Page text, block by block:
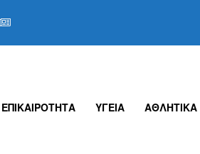
ΕΠΙΚΑΙΡΟΤΗΤΑ ΥΓΕΙΑ ΑΘΛΗΤΙΚΑ